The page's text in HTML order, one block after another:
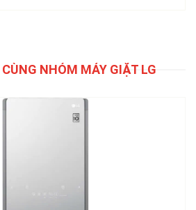
NHÓM MÁY GIẶT LG